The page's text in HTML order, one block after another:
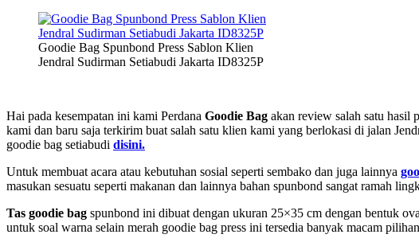
Goodie Bag Spunbond Press Sablon Klien
Jendral Sudirman Setiabudi Jakarta ID8325P
Hai pada kesempatan ini kami Perdana Goodie Bag akan review salah satu hasil
kami dan baru saja terkirim buat salah satu klien kami yang berlokasi di jalan
goodie bag setiabudi disini.
Untuk membuat acara atau kebutuhan sosial seperti sembako dan juga lainnya
masukan sesuatu seperti makanan dan lainnya bahan spunbond sangat ramah
Tas goodie bag spunbond ini dibuat dengan ukuran 25×35 cm dengan bentuk
untuk soal warna selain merah goodie bag press ini tersedia banyak macam